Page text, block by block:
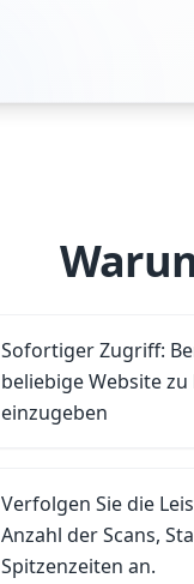
Sofortiger Zugriff:
beliebige Website
einzugeben
Verfolgen Sie die
Anzahl der Scans,
Spitzenzeiten an.